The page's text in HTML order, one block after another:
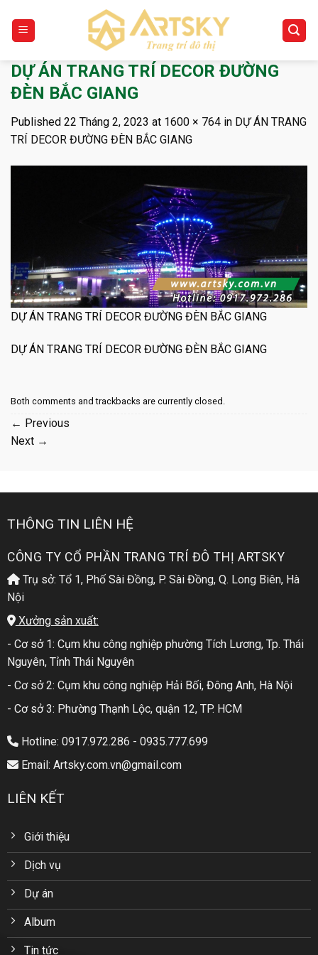
content
DỰ ÁN TRANG TRÍ DECOR ĐƯỜNG
ĐÈN BẮC GIANG
Published 22 Tháng 2, 2023 at 1600 × 764 in DỰ ÁN TRANG
TRÍ DECOR ĐƯỜNG ĐÈN BẮC GIANG
DỰ ÁN TRANG TRÍ DECOR ĐƯỜNG ĐÈN BẮC GIANG
DỰ ÁN TRANG TRÍ DECOR ĐƯỜNG ĐÈN BẮC GIANG
Both comments and trackbacks are currently closed.
← Previous
Next →
THÔNG TIN LIÊN HỆ
CÔNG TY CỔ PHẦN TRANG TRÍ ĐÔ THỊ ARTSKY
Trụ sở: Tổ 1, Phố Sài Đồng, P. Sài Đồng, Q. Long Biên, Hà
Nội
Xưởng sản xuất:
- Cơ sở 1: Cụm khu công nghiệp phường Tích Lương, Tp. Thái
Nguyên, Tỉnh Thái Nguyên
- Cơ sở 2: Cụm khu công nghiệp Hải Bối, Đông Anh, Hà Nội
- Cơ sở 3: Phường Thạnh Lộc, quận 12, TP. HCM
Hotline: 0917.972.286 - 0935.777.699
Email: Artsky.com.vn@gmail.com
LIÊN KẾT
Giới thiệu
Dịch vụ
Dự án
Album
Tin tức